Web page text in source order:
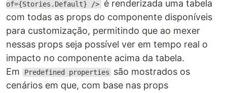
of={Stories.Default} /> é renderizada uma tabela
com todas as props do componente disponíveis
para customização, permitindo que ao mexer
nessas props seja possível ver em tempo real o
impacto no componente acima da tabela.
Em
Predefined properties
são mostrados os
cenários em que, com base nas props